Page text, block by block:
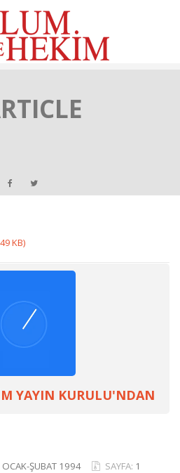
KB)
YAYIN KURULU'NDAN
OCAK-ŞUBAT 1994 SAYFA: 1